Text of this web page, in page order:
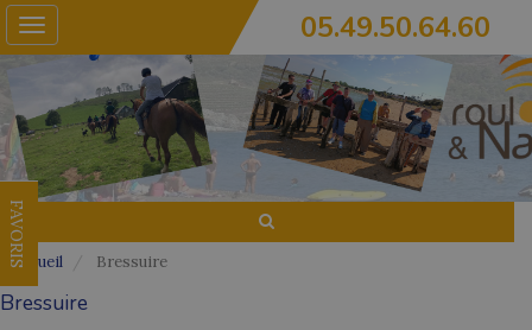
Toggle
navigation
05.49.50.64.60
FAVORIS
Accueil Bressuire
Bressuire